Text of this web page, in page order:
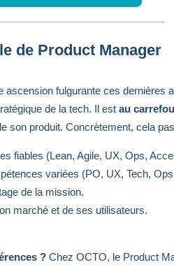
de Product Manager
ascension fulgurante ces dernières
de la tech. Il est au
son produit. Concrètement, cela
fiables (Lean, Agile, UX, Ops,
variées (PO, UX, Tech,
de la mission.
marché et de ses utilisateurs.
? Chez OCTO, le Product